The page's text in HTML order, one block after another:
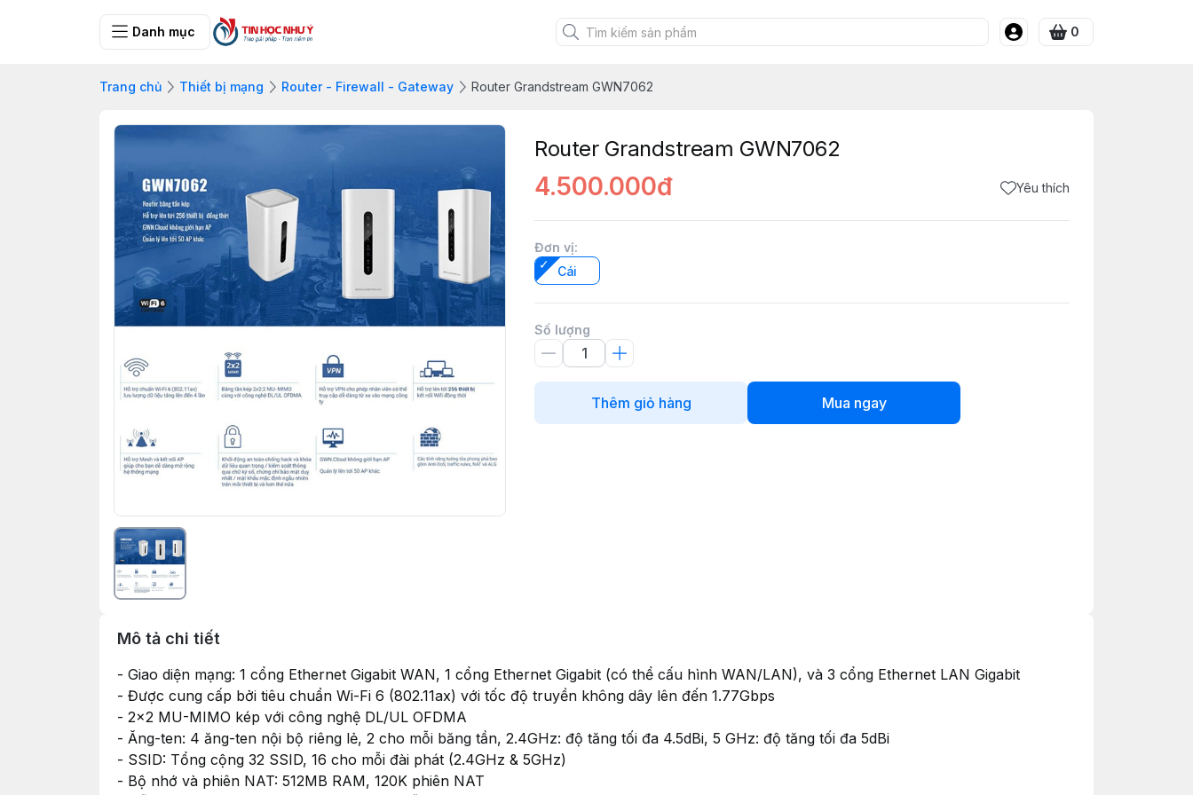
Danh mục 0
Trang chủ Thiết bị mạng Router - Firewall - Gateway Router Grandstream GWN7062
Router Grandstream GWN7062
4.500.000đ Yêu thích
Đơn vị:
Cái
Số lượng
Thêm giỏ hàng Mua ngay
Mô tả chi tiết
- Giao diện mạng: 1 cổng Ethernet Gigabit WAN, 1 cổng Ethernet Gigabit (có thể cấu hình WAN/LAN), và 3 cổng Ethernet LAN Gigabit
- Được cung cấp bởi tiêu chuẩn Wi-Fi 6 (802.11ax) với tốc độ truyền không dây lên đến 1.77Gbps
- 2×2 MU-MIMO kép với công nghệ DL/UL OFDMA
- Ăng-ten: 4 ăng-ten nội bộ riêng lẻ, 2 cho mỗi băng tần, 2.4GHz: độ tăng tối đa 4.5dBi, 5 GHz: độ tăng tối đa 5dBi
- SSID: Tổng cộng 32 SSID, 16 cho mỗi đài phát (2.4GHz & 5GHz)
- Bộ nhớ và phiên NAT: 512MB RAM, 120K phiên NAT